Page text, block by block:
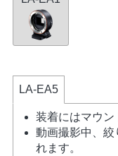
LA-EA5
装着にはマウン
動画撮影中、絞
れます。